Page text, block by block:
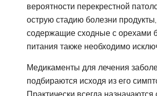
вероятности перекрестной
острую стадию болезни продукты,
содержащие сходные с орехами
питания также необходимо
Медикаменты для лечения
подбираются исходя из его
Практически всегда